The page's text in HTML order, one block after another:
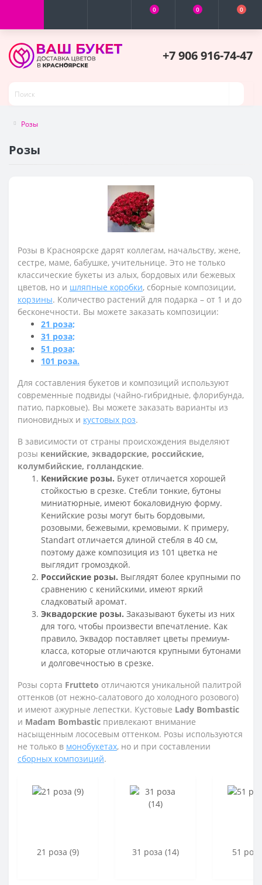
0 0 0
+7 906 916-74-47
Розы
Розы
Розы в Красноярске дарят коллегам, начальству, жене,
сестре, маме, бабушке, учительнице. Это не только
классические букеты из алых, бордовых или бежевых
цветов, но и шляпные коробки, сборные композиции,
корзины. Количество растений для подарка – от 1 и до
бесконечности. Вы можете заказать композиции:
21 роза;
31 роза;
51 роза;
101 роза.
Для составления букетов и композиций используют
современные подвиды (чайно-гибридные, флорибунда,
патио, парковые). Вы можете заказать варианты из
пионовидных и кустовых роз.
В зависимости от страны происхождения выделяют
розы кенийские, эквадорские, российские,
колумбийские, голландские.
Кенийские розы. Букет отличается хорошей
стойкостью в срезке. Стебли тонкие, бутоны
миниатюрные, имеют бокаловидную форму.
Кенийские розы могут быть бордовыми,
розовыми, бежевыми, кремовыми. К примеру,
Standart отличается длиной стебля в 40 см,
поэтому даже композиция из 101 цветка не
выглядит громоздкой.
Российские розы. Выглядят более крупными по
сравнению с кенийскими, имеют яркий
сладковатый аромат.
Эквадорские розы. Заказывают букеты из них
для того, чтобы произвести впечатление. Как
правило, Эквадор поставляет цветы премиум-
класса, которые отличаются крупными бутонами
и долговечностью в срезке.
Розы сорта Frutteto отличаются уникальной палитрой
оттенков (от нежно-салатового до холодного розового)
и имеют ажурные лепестки. Кустовые Lady Bombastic
и Madam Bombastic привлекают внимание
насыщенным лососевым оттенком. Розы используются
не только в монобукетах, но и при составлении
сборных композиций.
21 роза (9) 31 роза (14) 51